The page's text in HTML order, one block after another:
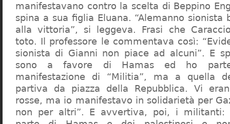
manifestavano contro la scelta di Beppino
spina a sua figlia Eluana. “Alemanno sionista
alla vittoria”, si leggeva. Frasi che
toto. Il professore le commentava così:
sionista di Gianni non piace ad alcuni”. E
sono a favore di Hamas ed ho
manifestazione di “Militia”, ma a quella
partiva da piazza della Repubblica. Vi
rosse, ma io manifestavo in solidarietà per
non per altri”. E avvertiva, poi, i militanti: